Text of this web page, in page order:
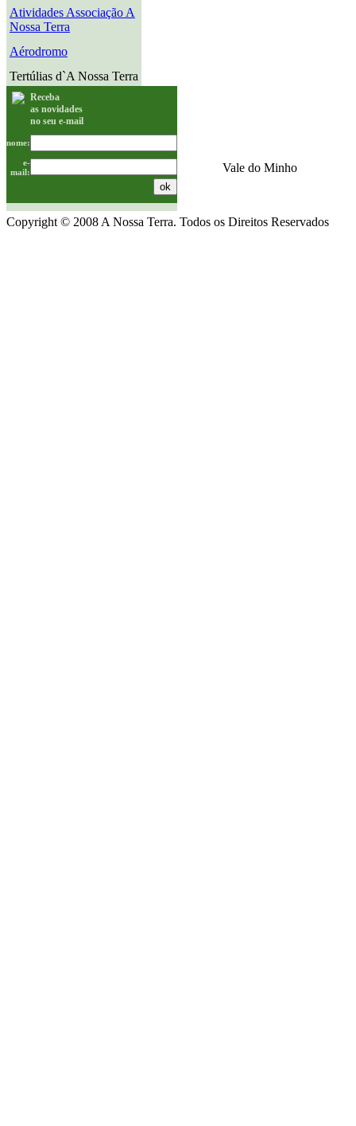
Atividades Associação A
Nossa Terra
Aérodromo
Tertúlias d`A Nossa Terra
Receba
as novidades
no seu e-mail
nome:
e-
mail:
Vale do Minho
Copyright © 2008 A Nossa Terra. Todos os Direitos Reservados